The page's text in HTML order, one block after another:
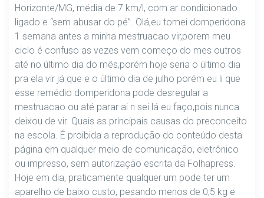
Horizonte/MG, média de 7 km/l, com ar condicionado
ligado e “sem abusar do pé”. Olá,eu tomei domperidona
1 semana antes a minha mestruacao vir,porem meu
ciclo é confuso as vezes vem começo do mes outros
até no último dia do mês,porém hoje seria o último dia
pra ela vir já que e o último dia de julho porém eu li que
esse remédio domperidona pode desregular a
mestruacao ou até parar ai n sei lá eu faço,pois nunca
deixou de vir. Quais as principais causas do preconceito
na escola. É proibida a reprodução do conteúdo desta
página em qualquer meio de comunicação, eletrônico
ou impresso, sem autorização escrita da Folhapress.
Hoje em dia, praticamente qualquer um pode ter um
aparelho de baixo custo, pesando menos de 0,5 kg e